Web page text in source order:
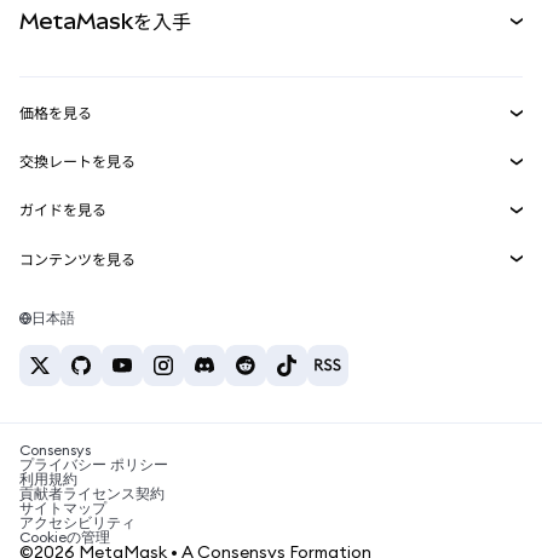
RWA
MetaMask Connect
Snaps
Web3サービス
MetaMaskを入手
セキュリティ
サポート
キャリア
お問い合わせ
価格を見る
イーサリアムの価格
Solanaの価格
Tetherの価格
交換レートを見る
ETH→USD
USDT→INR
BTC→INR
ETH→USDT
ガイドを見る
ETHの購入
USDTの購入
SHIBの購入
BNBの購入
コンテンツを見る
Solanaウォレット
税制関連ニュース
暗号資産の購入方法は？
ビットコインを売るには？
日本語
Consensys
プライバシー ポリシー
利用規約
貢献者ライセンス契約
サイトマップ
アクセシビリティ
Cookieの管理
©2026 MetaMask • A Consensys Formation